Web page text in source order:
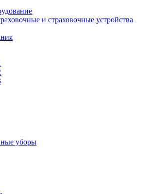
и страховочные устройства
уборы